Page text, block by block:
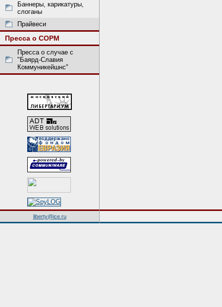
Баннеры, карикатуры,
слоганы
Прайвеси
Пресса о СОРМ
Пресса о случае с
"Баярд-Славия
Коммуникейшнс"
liberty@ice.ru